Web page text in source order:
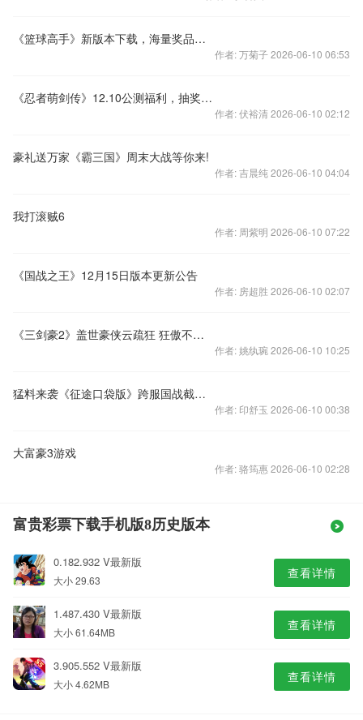
《篮球高手》新版本下载，海量奖品只为助兴
作者: 万菊子 2026-06-10 06:53
《忍者萌剑传》12.10公测福利，抽奖赢好礼！
作者: 伏裕清 2026-06-10 02:12
豪礼送万家《霸三国》周末大战等你来!
作者: 吉晨纯 2026-06-10 04:04
我打滚贼6
作者: 周紫明 2026-06-10 07:22
《国战之王》12月15日版本更新公告
作者: 房超胜 2026-06-10 02:07
《三剑豪2》盖世豪侠云疏狂 狂傲不羁侠之大成
作者: 姚纨琬 2026-06-10 10:25
猛料来袭《征途口袋版》跨服国战截图首曝
作者: 印舒玉 2026-06-10 00:38
大富豪3游戏
作者: 骆筠惠 2026-06-10 02:28
富贵彩票下载手机版8历史版本
0.182.932 V最新版
大小 29.63 查看详情
1.487.430 V最新版
大小 61.64MB 查看详情
3.905.552 V最新版
大小 4.62MB 查看详情